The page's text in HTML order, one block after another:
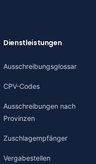
Dienstleistungen
Ausschreibungsglossar
CPV-Codes
Ausschreibungen nach
Provinzen
Zuschlagempfänger
Vergabestellen